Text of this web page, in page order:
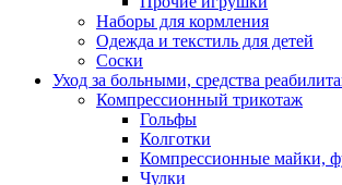
Наборы для кормления
Одежда и текстиль для детей
Соски
Уход за больными, средства
Компрессионный трикотаж
Гольфы
Колготки
Компрессионные майки,
Чулки